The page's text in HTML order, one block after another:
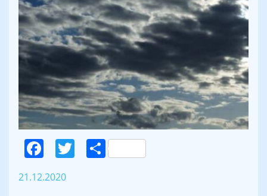
Facebook
Twitter
Поділитися
21.12.2020